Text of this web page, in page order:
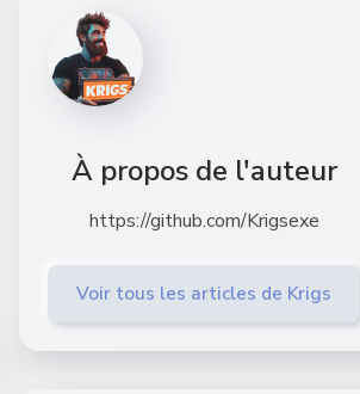
À propos de l'auteur
https://github.com/Krigsexe
Voir tous les articles de Krigs